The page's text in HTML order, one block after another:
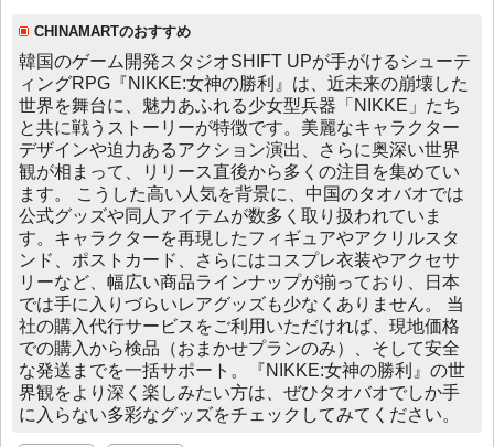
CHINAMARTのおすすめ
韓国のゲーム開発スタジオSHIFT UPが手がけるシューテ
ィングRPG『NIKKE:女神の勝利』は、近未来の崩壊した
世界を舞台に、魅力あふれる少女型兵器「NIKKE」たち
と共に戦うストーリーが特徴です。美麗なキャラクター
デザインや迫力あるアクション演出、さらに奥深い世界
観が相まって、リリース直後から多くの注目を集めてい
ます。 こうした高い人気を背景に、中国のタオバオでは
公式グッズや同人アイテムが数多く取り扱われていま
す。キャラクターを再現したフィギュアやアクリルスタ
ンド、ポストカード、さらにはコスプレ衣装やアクセサ
リーなど、幅広い商品ラインナップが揃っており、日本
では手に入りづらいレアグッズも少なくありません。 当
社の購入代行サービスをご利用いただければ、現地価格
での購入から検品（おまかせプランのみ）、そして安全
な発送までを一括サポート。『NIKKE:女神の勝利』の世
界観をより深く楽しみたい方は、ぜひタオバオでしか手
に入らない多彩なグッズをチェックしてみてください。